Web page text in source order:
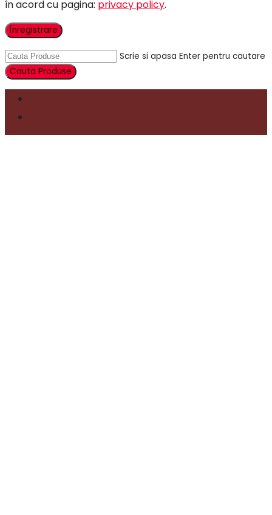
în acord cu pagina: privacy policy.
Înregistrare
Scrie si apasa Enter pentru cautare